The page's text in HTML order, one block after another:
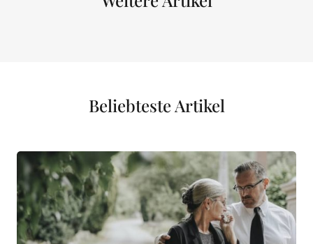
Beliebteste Artikel